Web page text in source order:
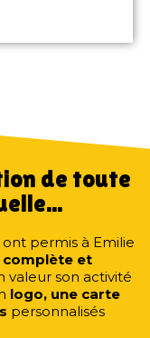
de toute
permis à Emilie
complète et
valeur son activité
logo, une carte
personnalisés